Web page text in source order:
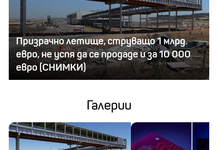
Призрачно летище, струващо 1 млрд.
евро, не успя да се продаде и за 10 000
евро (СНИМКИ)
Галерии